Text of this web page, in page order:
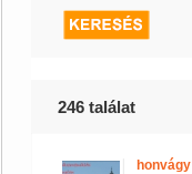
246 találat
honvágy